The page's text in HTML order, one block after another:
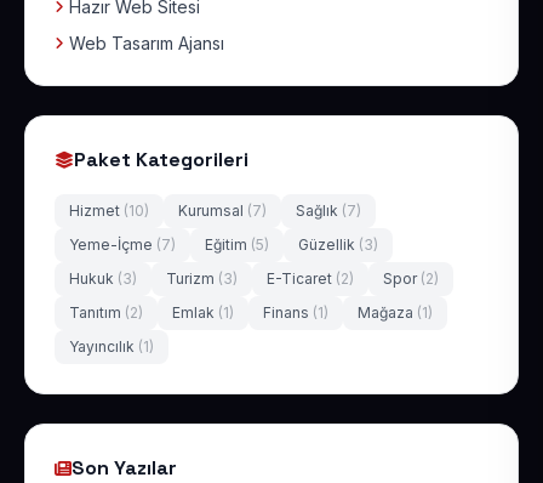
Hazır Web Sitesi
Web Tasarım Ajansı
Paket Kategorileri
Hizmet (10) Kurumsal (7) Sağlık (7)
Yeme-İçme (7) Eğitim (5) Güzellik (3)
Hukuk (3) Turizm (3) E-Ticaret (2) Spor (2)
Tanıtım (2) Emlak (1) Finans (1) Mağaza (1)
Yayıncılık (1)
Son Yazılar